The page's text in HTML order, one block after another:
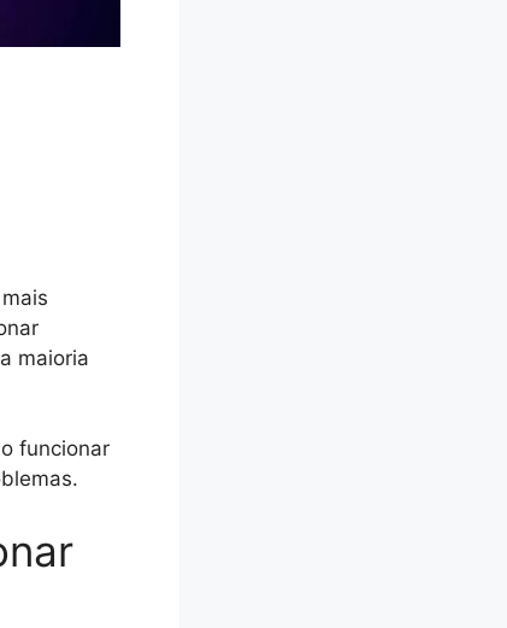
maioria
funcionar